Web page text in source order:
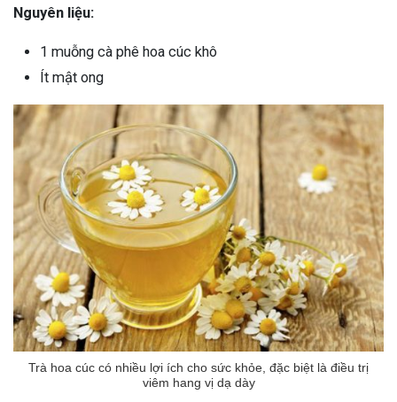
Nguyên liệu:
1 muỗng cà phê hoa cúc khô
Ít mật ong
Trà hoa cúc có nhiều lợi ích cho sức khỏe, đặc biệt là điều trị
viêm hang vị dạ dày